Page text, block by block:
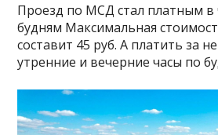
Проезд по МСД стал платным в
будням Максимальная
составит 45 руб. А платить за
утренние и вечерние часы по